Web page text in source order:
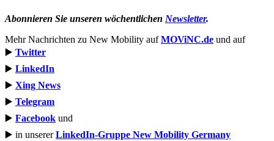
Abonnieren Sie unseren wöchentlichen Newsletter.
Mehr Nachrichten zu New Mobility aufMOViNC.de und auf
▶️ Twitter
▶️ LinkedIn
▶️ Xing News
▶️ Telegram
▶️ Facebook und
▶️ in unsererLinkedIn-Gruppe New Mobility Germany